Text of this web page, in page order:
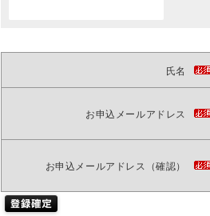
氏名
お申込メールアドレス
お申込メールアドレス（確認）